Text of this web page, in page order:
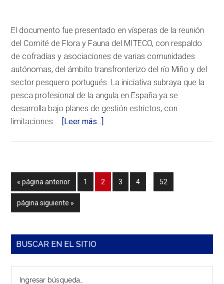
año
y
medio
de
trabajo
con
resultados
concretos:
hectáreas
restauradas,
más
y
la
participación
de
más
personas
en
una
iniciativa
El documento fue presentado en vísperas de la reunión
del Comité de Flora y Fauna del MITECO, con respaldo
de cofradías y asociaciones de varias comunidades
autónomas, del ámbito transfronterizo del río Miño y del
sector pesquero portugués. La iniciativa subraya que la
pesca profesional de la angula en España ya se
desarrolla bajo planes de gestión estrictos, con
limitaciones … [Leer más...]
FNCP
presentan
la
«Ir
a
la
página anterior Página
1 Página
2 Página
3 Página
4
PáginasPágina
52
Ir
a
página siguiente »
Barra
principal
BUSCAR EN EL SITIO